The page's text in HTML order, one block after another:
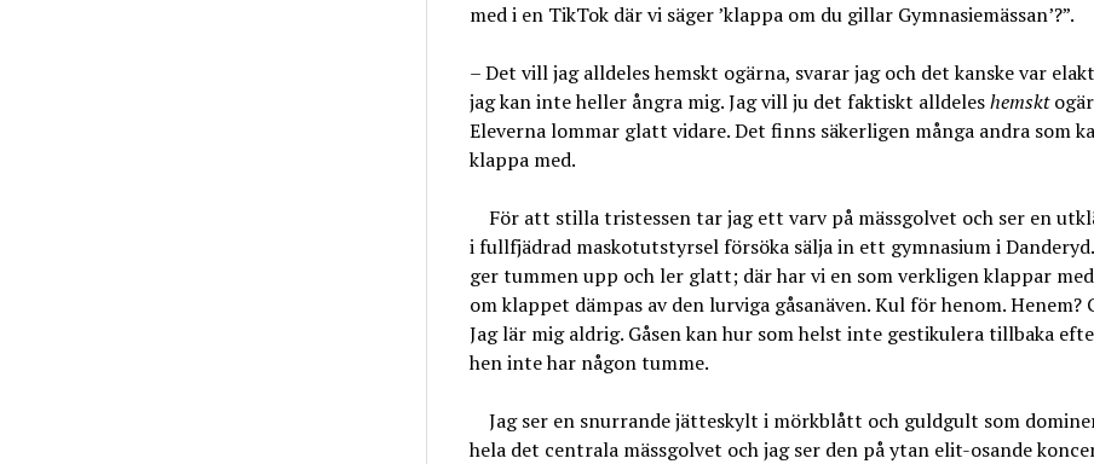
med i en TikTok där vi säger ’klappa om du gillar Gymnasiemässan’?”.
– Det vill jag alldeles hemskt ogärna, svarar jag och det kanske var
jag kan inte heller ångra mig. Jag vill ju det faktiskt alldeleshemskt
Eleverna lommar glatt vidare. Det finns säkerligen många andra som
klappa med.
För att stilla tristessen tar jag ett varv på mässgolvet och ser en
i fullfjädrad maskotutstyrsel försöka sälja in ett gymnasium i Danderyd.
ger tummen upp och ler glatt; där har vi en som verkligen klappar
om klappet dämpas av den lurviga gåsanäven. Kul för henom. Henem?
Jag lär mig aldrig. Gåsen kan hur som helst inte gestikulera tillbaka
hen inte har någon tumme.
Jag ser en snurrande jätteskylt i mörkblått och guldgult som
hela det centrala mässgolvet och jag ser den på ytan elit-osande